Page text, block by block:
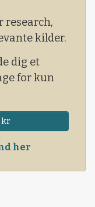
græs med
kilder.
dig et
for kun
kr
her